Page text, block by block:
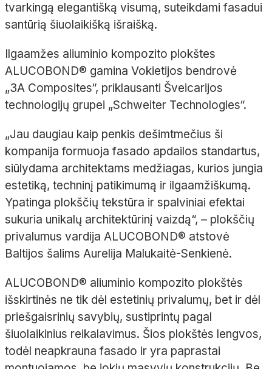
tvarkingą elegantišką visumą, suteikdami fasadui
santūrią šiuolaikišką išraišką.
Ilgaamžes aliuminio kompozito plokštes
ALUCOBOND® gamina Vokietijos bendrovė
„3A Composites“, priklausanti Šveicarijos
technologijų grupei „Schweiter Technologies“.
„Jau daugiau kaip penkis dešimtmečius ši
kompanija formuoja fasado apdailos standartus,
siūlydama architektams medžiagas, kurios jungia
estetiką, techninį patikimumą ir ilgaamžiškumą.
Ypatinga plokščių tekstūra ir spalviniai efektai
sukuria unikalų architektūrinį vaizdą“, – plokščių
privalumus vardija ALUCOBOND® atstovė
Baltijos šalims Aurelija Malukaitė-Senkienė.
ALUCOBOND® aliuminio kompozito plokštės
išskirtinės ne tik dėl estetinių privalumų, bet ir dėl
priešgaisrinių savybių, sustiprintų pagal
šiuolaikinius reikalavimus. Šios plokštės lengvos,
todėl neapkrauna fasado ir yra paprastai